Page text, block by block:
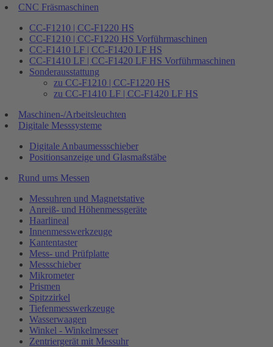
CNC Fräsmaschinen
CC-F1210 | CC-F1220 HS
CC-F1210 | CC-F1220 HS Vorführmaschinen
CC-F1410 LF | CC-F1420 LF HS
CC-F1410 LF | CC-F1420 LF HS Vorführmaschinen
Sonderausstattung
zu CC-F1210 | CC-F1220 HS
zu CC-F1410 LF | CC-F1420 LF HS
Maschinen-/Arbeitsleuchten
Digitale Messsysteme
Digitale Anbaumessschieber
Positionsanzeige und Glasmaßstäbe
Rund ums Messen
Messuhren und Magnetstative
Anreiß- und Höhenmessgeräte
Haarlineal
Innenmesswerkzeuge
Kantentaster
Mess- und Prüfplatte
Messschieber
Mikrometer
Prismen
Spitzzirkel
Tiefenmesswerkzeuge
Wasserwaagen
Winkel - Winkelmesser
Zentriergerät mit Messuhr